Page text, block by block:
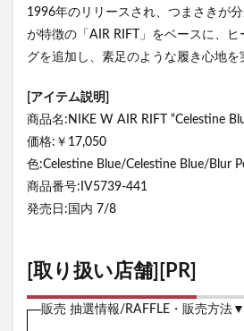
1996年のリリースされ、つまさきが
が特徴の「AIR RIFT」をベースに、
グを追加し、素足のような履き心地を
[アイテム説明]
商品名:NIKE W AIR RIFT “Celestine
価格:￥17,050
色:Celestine Blue/Celestine Blue/Blur
商品番号:IV5739-441
発売日:国内 7/8
[取り扱い店舗][PR]
販売 抽選情報/RAFFLE・販売方